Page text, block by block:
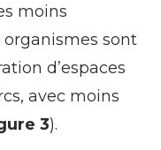
moins
sont
d’espaces
avec moins
3).